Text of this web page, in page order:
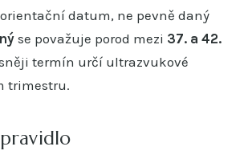
datum, ne pevně daný
se považuje porod mezi 37. a 42.
termín určí ultrazvukové
trimestru.